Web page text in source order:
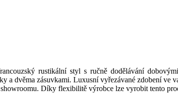
rustikální styl s ručně dodělávání
dvěma zásuvkami. Luxusní vyřezávané zdobení ve
Díky flexibilitě výrobce lze vyrobit tento